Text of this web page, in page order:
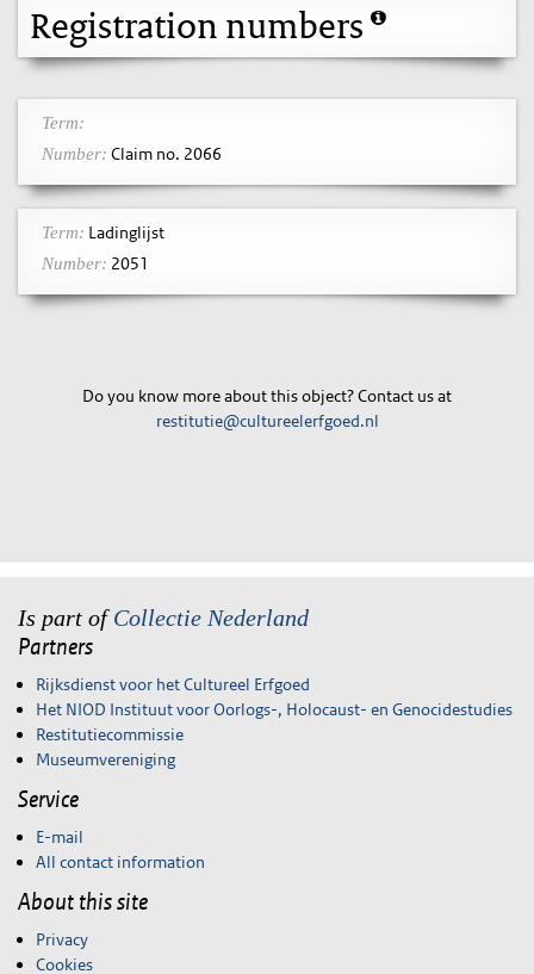
Registration numbers
Term:
Number: Claim no. 2066
Term: Ladinglijst
Number: 2051
Do you know more about this object? Contact us at
restitutie@cultureelerfgoed.nl
Is part ofCollectie Nederland
Partners
Rijksdienst voor het Cultureel Erfgoed
Het NIOD Instituut voor Oorlogs-, Holocaust- en Genocidestudies
Restitutiecommissie
Museumvereniging
Service
E-mail
All contact information
About this site
Privacy
Cookies